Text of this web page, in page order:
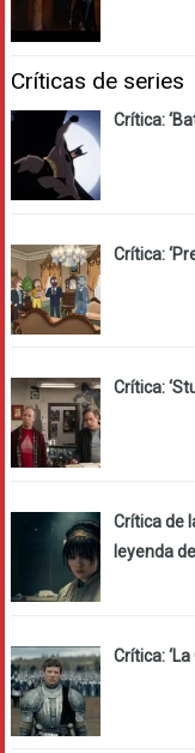
Críticas de series
Crítica:
Crítica:
Crítica:
Crítica de
leyenda
Crítica: